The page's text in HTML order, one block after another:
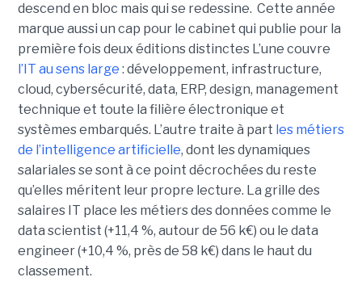
descend en bloc mais qui se redessine. Cette année
marque aussi un cap pour le cabinet qui publie pour la
première fois deux éditions distinctes L’une couvre
l’IT au sens large : développement, infrastructure,
cloud, cybersécurité, data, ERP, design, management
technique et toute la filière électronique et
systèmes embarqués. L’autre traite à part les métiers
de l’intelligence artificielle, dont les dynamiques
salariales se sont à ce point décrochées du reste
qu’elles méritent leur propre lecture. La grille des
salaires IT place les métiers des données comme le
data scientist (+11,4 %, autour de 56 k€) ou le data
engineer (+10,4 %, près de 58 k€) dans le haut du
classement.